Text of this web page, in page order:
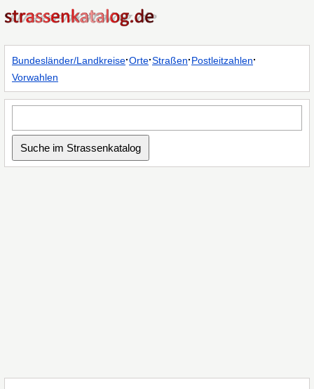
Bundesländer/Landkreise·Orte·Straßen·Postleitzahlen·
Vorwahlen